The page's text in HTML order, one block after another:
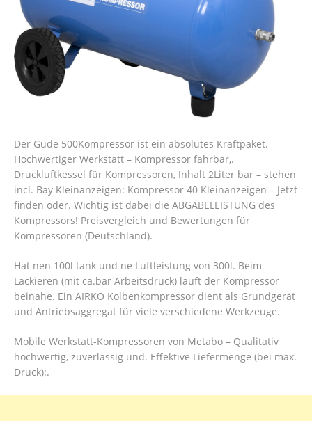
Der Güde 500Kompressor ist ein absolutes Kraftpaket.
Hochwertiger Werkstatt – Kompressor fahrbar,.
Druckluftkessel für Kompressoren, Inhalt 2Liter bar – stehen
incl. Bay Kleinanzeigen: Kompressor 40 Kleinanzeigen – Jetzt
finden oder. Wichtig ist dabei die ABGABELEISTUNG des
Kompressors! Preisvergleich und Bewertungen für
Kompressoren (Deutschland).
Hat nen 100l tank und ne Luftleistung von 300l. Beim
Lackieren (mit ca.bar Arbeitsdruck) läuft der Kompressor
beinahe. Ein AIRKO Kolbenkompressor dient als Grundgerät
und Antriebsaggregat für viele verschiedene Werkzeuge.
Mobile Werkstatt-Kompressoren von Metabo – Qualitativ
hochwertig, zuverlässig und. Effektive Liefermenge (bei max.
Druck):.